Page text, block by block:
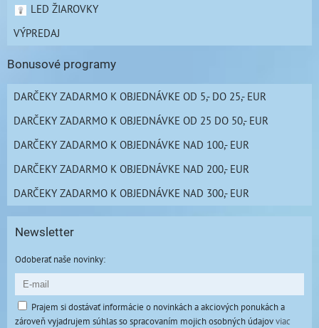
LED ŽIAROVKY
VÝPREDAJ
Bonusové programy
DARČEKY ZADARMO K OBJEDNÁVKE OD 5,- DO 25,- EUR
DARČEKY ZADARMO K OBJEDNÁVKE OD 25 DO 50,- EUR
DARČEKY ZADARMO K OBJEDNÁVKE NAD 100,- EUR
DARČEKY ZADARMO K OBJEDNÁVKE NAD 200,- EUR
DARČEKY ZADARMO K OBJEDNÁVKE NAD 300,- EUR
Newsletter
Odoberať naše novinky:
Prajem si dostávať informácie o novinkách a akciových ponukách a
zároveň vyjadrujem súhlas so spracovaním mojich osobných údajovviac